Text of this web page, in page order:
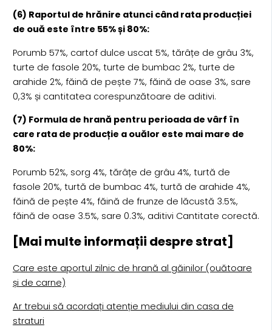
(6) Raportul de hrănire atunci când rata producției
de ouă este între 55% și 80%:
Porumb 57%, cartof dulce uscat 5%, tărâțe de grâu 3%,
turte de fasole 20%, turte de bumbac 2%, turte de
arahide 2%, făină de pește 7%, făină de oase 3%, sare
0,3% și cantitatea corespunzătoare de aditivi.
(7) Formula de hrană pentru perioada de vârf în
care rata de producție a ouălor este mai mare de
80%:
Porumb 52%, sorg 4%, tărâțe de grâu 4%, turtă de
fasole 20%, turtă de bumbac 4%, turtă de arahide 4%,
făină de pește 4%, făină de frunze de lăcustă 3.5%,
făină de oase 3.5%, sare 0.3%, aditivi Cantitate corectă.
[Mai multe informații despre strat]
Care este aportul zilnic de hrană al găinilor (ouătoare
și de carne)
Ar trebui să acordați atenție mediului din casa de
straturi